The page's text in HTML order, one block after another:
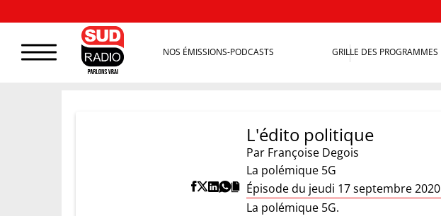
NOS ÉMISSIONS-PODCASTS GRILLE DES PROGRAMMES
L'édito politique
Par Françoise Degois
La polémique 5G
Épisode du jeudi 17 septembre 2020
La polémique 5G.